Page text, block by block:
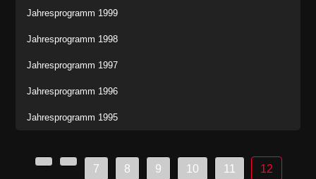
Jahresprogramm 1999
Jahresprogramm 1998
Jahresprogramm 1997
Jahresprogramm 1996
Jahresprogramm 1995
7 8 9 10 11 12